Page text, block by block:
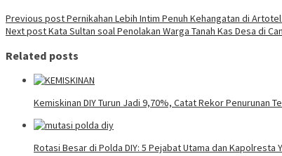
Previous postPernikahan Lebih Intim Penuh Kehangatan di
Next postKata Sultan soal Penolakan Warga Tanah Kas Desa di
Related posts
Kemiskinan DIY Turun Jadi 9,70%, Catat Rekor Penurunan
Rotasi Besar di Polda DIY: 5 Pejabat Utama dan Kapolresta